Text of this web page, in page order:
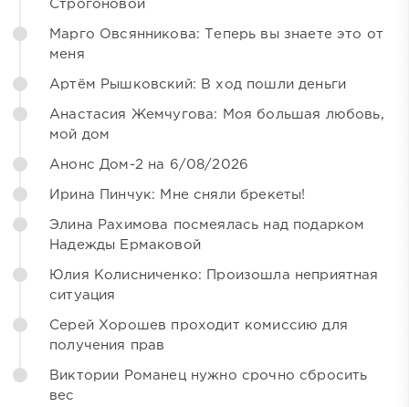
Строгоновой
Марго Овсянникова: Теперь вы знаете это от
меня
Артём Рышковский: В ход пошли деньги
Анастасия Жемчугова: Моя большая любовь,
мой дом
Анонс Дом-2 на 6/08/2026
Ирина Пинчук: Мне сняли брекеты!
Элина Рахимова посмеялась над подарком
Надежды Ермаковой
Юлия Колисниченко: Произошла неприятная
ситуация
Серей Хорошев проходит комиссию для
получения прав
Виктории Романец нужно срочно сбросить
вес